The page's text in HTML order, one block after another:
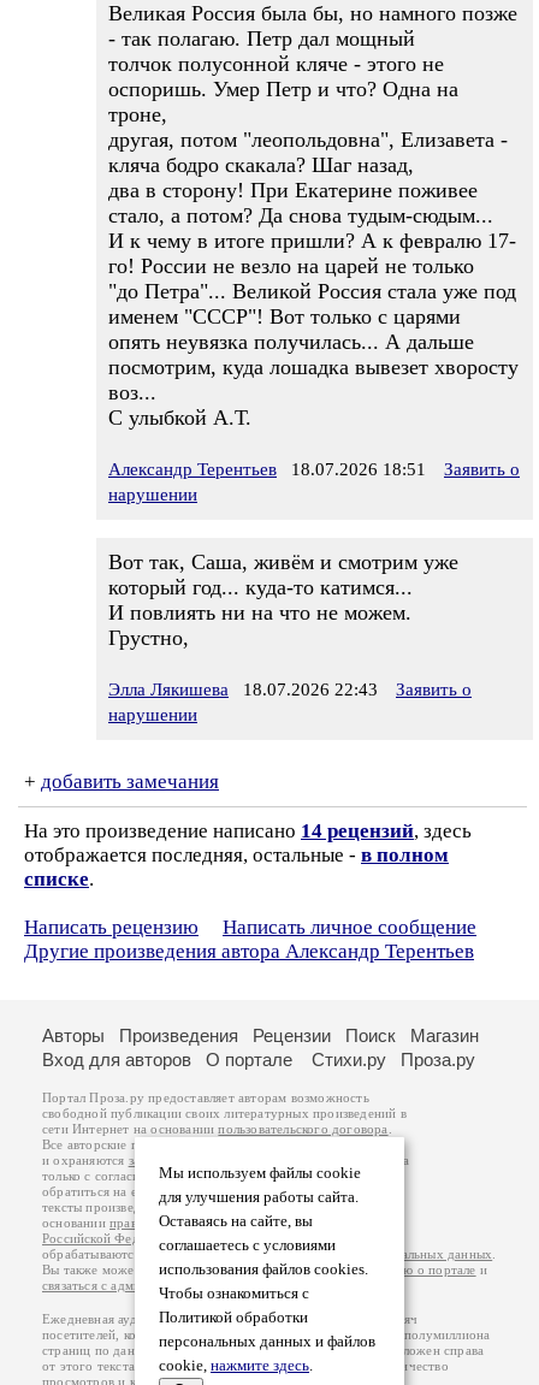
Великая Россия была бы, но намного позже
- так полагаю. Петр дал мощный
толчок полусонной кляче - этого не
оспоришь. Умер Петр и что? Одна на
троне,
другая, потом "леопольдовна", Елизавета -
кляча бодро скакала? Шаг назад,
два в сторону! При Екатерине поживее
стало, а потом? Да снова тудым-сюдым...
И к чему в итоге пришли? А к февралю 17-
го! России не везло на царей не только
"до Петра"... Великой Россия стала уже под
именем "СССР"! Вот только с царями
опять неувязка получилась... А дальше
посмотрим, куда лошадка вывезет хворосту
воз...
С улыбкой А.Т.
Александр Терентьев 18.07.2026 18:51
Заявить о
нарушении
Вот так, Саша, живём и смотрим уже
который год... куда-то катимся...
И повлиять ни на что не можем.
Грустно,
Элла Лякишева 18.07.2026 22:43
Заявить о
нарушении
+ добавить замечания
На это произведение написано 14 рецензий, здесь
отображается последняя, остальные - в полном
списке.
Написать рецензию
Написать личное сообщение
Другие произведения автора Александр Терентьев
Мы используем файлы cookie
для улучшения работы сайта.
Оставаясь на сайте, вы
соглашаетесь с условиями
использования файлов cookies.
Чтобы ознакомиться с
Политикой обработки
персональных данных и файлов
cookie, нажмите здесь.
Авторы Произведения Рецензии Поиск
Магазин
Вход для авторов
О портале Стихи.ру Проза.ру
Портал Проза.ру предоставляет авторам возможность
свободной публикации своих литературных произведений в
сети Интернет на основаниипользовательского договора
Все авторские права на произведения принадлежат авторам
и охраняются законом
. Перепечатка произведений возможна
только с согласия его автора, к которому вы можете
обратиться на его авторской странице. Ответственность за
тексты произведений авторы несут самостоятельно на
основанииправил публикацииизаконодательства
Российской Федерации
обрабатываются на основанииПолитики обработки персональных данных
Вы также можете посмотреть более подробнуюинформацию о портале и
связаться с администрацией
Ежедневная аудитория портала Проза.ру – порядка 100 тысяч
посетителей, которые в общей сумме просматривают более полумиллиона
страниц по данным счетчика посещаемости, который расположен справа
от этого текста. В каждой графе указано по две цифры: количество
просмотров и количество посетителей.